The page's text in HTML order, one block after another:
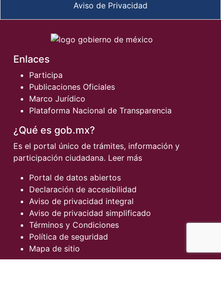
Aviso de Privacidad
Enlaces
Participa
Publicaciones Oficiales
Marco Jurídico
Plataforma Nacional de Transparencia
¿Qué es gob.mx?
Es el portal único de trámites, información y
participación ciudadana. Leer más
Portal de datos abiertos
Declaración de accesibilidad
Aviso de privacidad integral
Aviso de privacidad simplificado
Términos y Condiciones
Política de seguridad
Mapa de sitio